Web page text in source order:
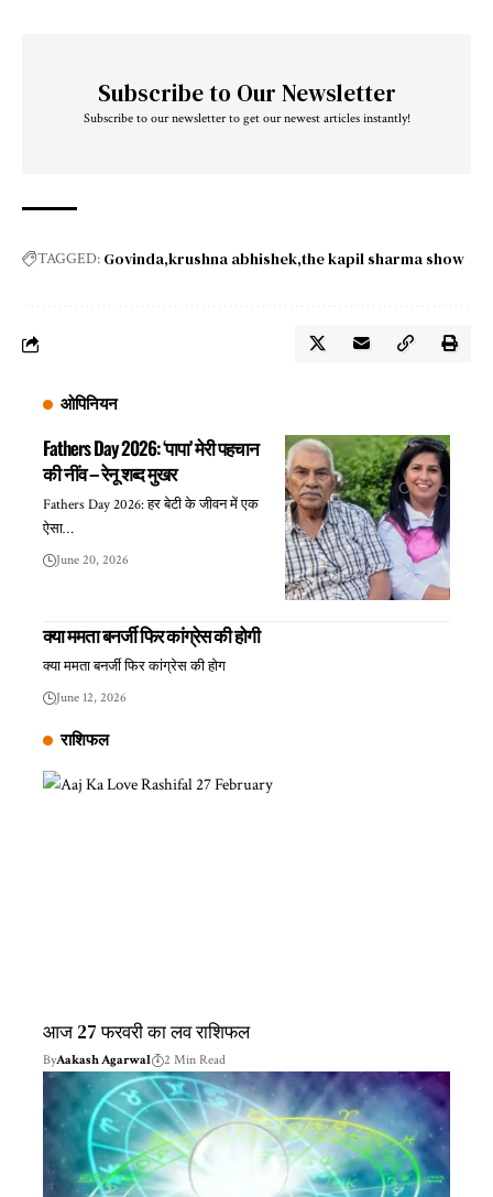
Subscribe to Our Newsletter
Subscribe to our newsletter to get our newest articles instantly!
TAGGED: Govinda krushna abhishek the kapil sharma show
ओपिनियन
Fathers Day 2026: ‘पापा’ मेरी पहचान
की नींव – रेनू शब्द मुखर
Fathers Day 2026: हर बेटी के जीवन में एक
ऐसा…
June 20, 2026
क्या ममता बनर्जी फिर कांग्रेस की होगी
क्या ममता बनर्जी फिर कांग्रेस की होग
June 12, 2026
राशिफल
आज 27 फरवरी का लव राशिफल
ByAakash Agarwal 2 Min Read